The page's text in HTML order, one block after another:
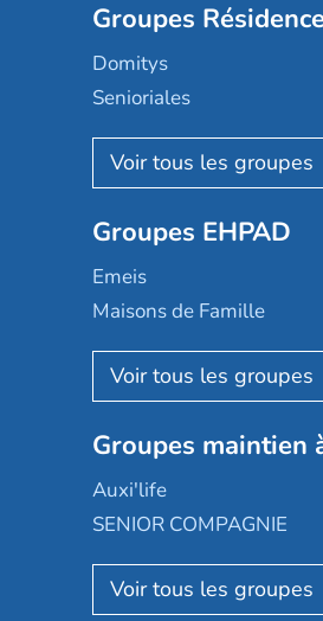
Groupes
Domitys
Senioriales
Nohée
Les Résidentiels
Mobicap
Domusvi
Happy Senior
Aquarelia
Nexity edenea
Les jardins d'Arcadie
Occitalia
Appartseniors
Reseda
Stella management
Groupes EHPAD
Emeis
Maisons de Famille
Korian
Emera
Groupe SOS
Le Noble Âge
Almage
Résidalya
Groupes maintien
Auxi'life
SENIOR COMPAGNIE
AGE D'OR Services